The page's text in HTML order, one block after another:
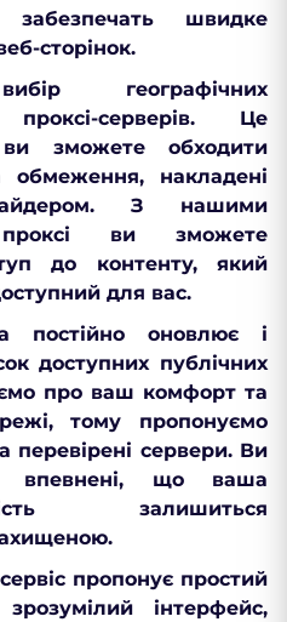
швидке
сторінок.
географічних
серверів. Це
зможете обходити
обмеження, накладені
З нашими
проксі ви зможете
до контенту, який
для вас.
постійно оновлює і
доступних публічних
про ваш комфорт та
тому пропонуємо
перевірені сервери. Ви
впевнені, що ваша
залишиться
пропонує простий
інтерфейс,